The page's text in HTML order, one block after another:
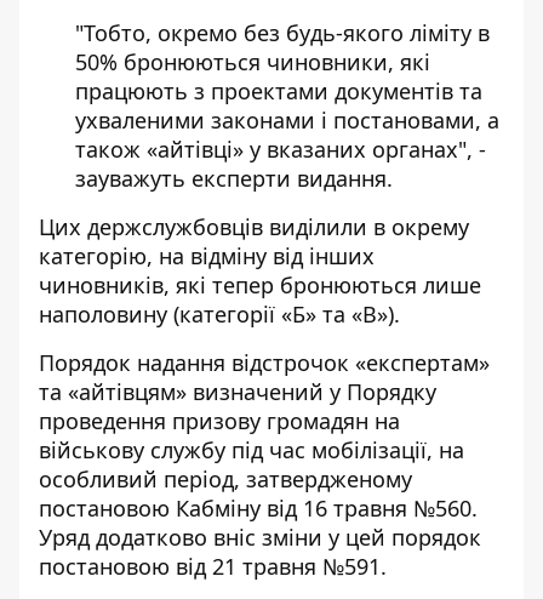
"Тобто, окремо без будь-якого ліміту в
50% бронюються чиновники, які
працюють з проектами документів та
ухваленими законами і постановами, а
також «айтівці» у вказаних органах", -
зауважуть експерти видання.
Цих держслужбовців виділили в окрему
категорію, на відміну від інших
чиновників, які тепер бронюються лише
наполовину (категорії «Б» та «В»).
Порядок надання відстрочок «експертам»
та «айтівцям» визначений у Порядку
проведення призову громадян на
військову службу під час мобілізації, на
особливий період, затвердженому
постановою Кабміну від 16 травня №560.
Уряд додатково вніс зміни у цей порядок
постановою від 21 травня №591.